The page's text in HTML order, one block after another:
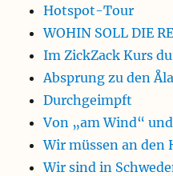
Hotspot-Tour
WOHIN SOLL DIE
Im ZickZack Kurs
Absprung zu den
Durchgeimpft
Von „am Wind“
Wir müssen an den
Wir sind in